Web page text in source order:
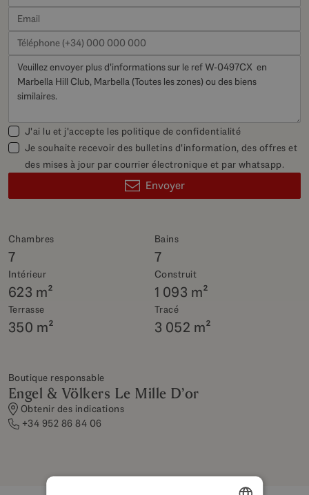
Chambres
7
Bains
7
Intérieur
623 m²
Construit
1 093 m²
Terrasse
350 m²
Tracé
3 052 m²
Boutique responsable
Engel & Völkers Le Mille D’or
Obtenir des indications
+34 952 86 84 06
J'ai lu et j'accepte les politique de confidentialité
Je souhaite recevoir des bulletins d'information, des offres et
des mises à jour par courrier électronique et par whatsapp.
Envoyer